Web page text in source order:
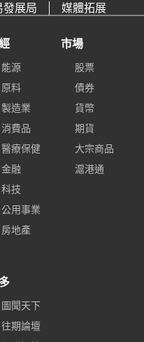
發展局 媒體拓展
能源
原料
製造業
消費品
醫療保健
金融
科技
公用事業
房地產
市場
股票
債券
貨幣
期貨
大宗商品
滬港通
圖聞天下
往期論壇